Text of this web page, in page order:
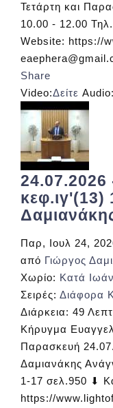
Τετάρτη και
10.00 - 12.00
Website: https://
Share
Video:Δείτε Audio:
24.07.2026
κεφ.ιγ'(13)
Παρ, Ιουλ 24,
από Γιώργος
Χωρίο: Κατά
Σειρές: Διάφορα
Διάρκεια: 49
Κήρυγμα
Παρασκευή
Δαμιανάκης
1-17 σελ.950 ⬇
https://